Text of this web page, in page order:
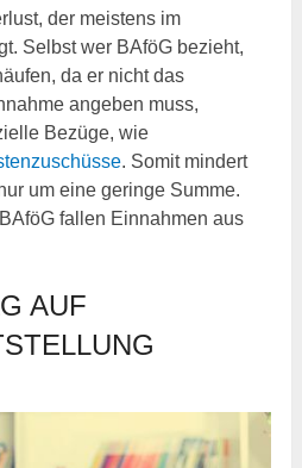
der meistens im
Selbst wer BAföG bezieht,
da er nicht das
angeben muss,
Bezüge, wie
. Somit mindert
um eine geringe Summe.
fallen Einnahmen aus
AUF